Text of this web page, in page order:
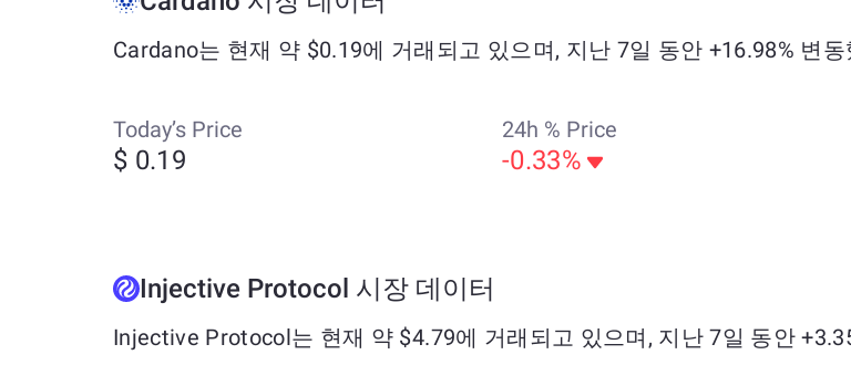
Cardano는 현재 약 $0.19에 거래되고 있으며, 지난 7일 동안 +16.98% 변
Today’s Price
$ 0.19
24h % Price
-0.33%
Injective Protocol 시장 데이터
Injective Protocol는 현재 약 $4.79에 거래되고 있으며, 지난 7일 동안